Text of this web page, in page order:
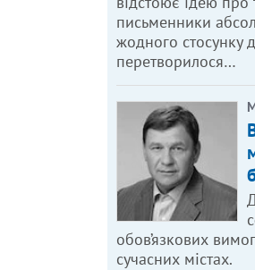
письменники
жодного стосунку
перетворилося…
обов’язкових
сучасних містах.